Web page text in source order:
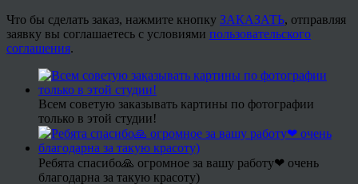
Что бы сделать заказ, нажмите кнопку ЗАКАЗАТЬ, отправляя
заявку вы соглашаетесь с условиями пользовательского
соглашения.
Всем советую заказывать картины по фотографии
только в этой студии!
Ребята спасибо🙏 огромное за вашу работу❤ очень
благодарна за такую красоту)